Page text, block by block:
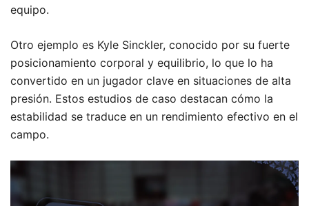
equipo.
Otro ejemplo es Kyle Sinckler, conocido por su fuerte
posicionamiento corporal y equilibrio, lo que lo ha
convertido en un jugador clave en situaciones de alta
presión. Estos estudios de caso destacan cómo la
estabilidad se traduce en un rendimiento efectivo en el
campo.